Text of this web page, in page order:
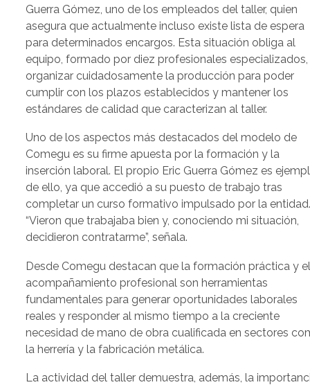
Guerra Gómez, uno de los empleados del taller, quien
asegura que actualmente incluso existe lista de espera
para determinados encargos. Esta situación obliga al
equipo, formado por diez profesionales especializados,
organizar cuidadosamente la producción para poder
cumplir con los plazos establecidos y mantener los
estándares de calidad que caracterizan al taller.
Uno de los aspectos más destacados del modelo de
Comegu es su firme apuesta por la formación y la
inserción laboral. El propio Eric Guerra Gómez es
de ello, ya que accedió a su puesto de trabajo tras
completar un curso formativo impulsado por la
“Vieron que trabajaba bien y, conociendo mi situación,
decidieron contratarme”, señala.
Desde Comegu destacan que la formación práctica y
acompañamiento profesional son herramientas
fundamentales para generar oportunidades laborales
reales y responder al mismo tiempo a la creciente
necesidad de mano de obra cualificada en sectores
la herrería y la fabricación metálica.
La actividad del taller demuestra, además, la